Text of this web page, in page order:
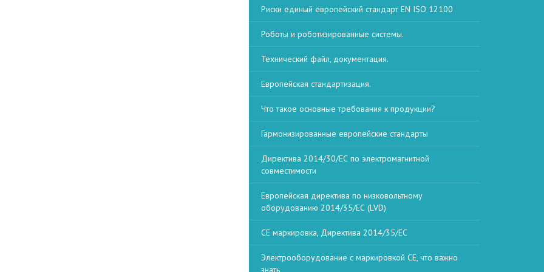
Риски единый европейский стандарт EN ISO 12100
Роботы и роботизированные системы.
Технический файл, документация.
Европейская стандартизация.
Что такое основные требования к продукции?
Гармонизированные европейские стандарты
Директива 2014/30/ЕС по электромагнитной
совместимости
Европейская директива по низковольтному
оборудованию 2014/35/ЕС (LVD)
СЕ маркировка, Директива 2014/35/ЕС
Электрооборудование с маркировкой CE, что важно
знать